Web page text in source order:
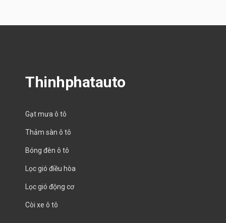
Thinhphatauto
Gạt mưa ô tô
Thảm sàn ô tô
Bóng đèn ô tô
Lọc gió điều hòa
Lọc gió động cơ
Còi xe ô tô